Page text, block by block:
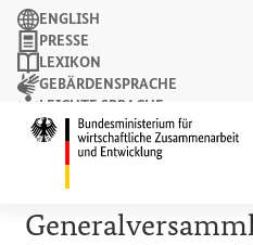
Suchbegriff
Suchen
ENGLISH
PRESSE
LEXIKON
GEBÄRDENSPRACHE
LEICHTE SPRACHE
NEWSLETTER
PRESSEMITTEILUNG
Alabali Radovan